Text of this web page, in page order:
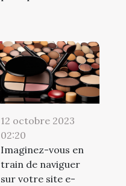
12 octobre 2023
02:20
Imaginez-vous en
train de naviguer
sur votre site e-